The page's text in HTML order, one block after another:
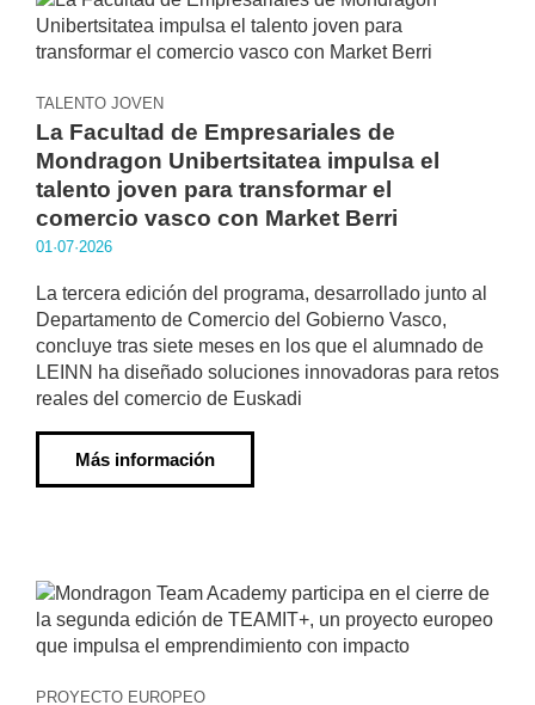
TALENTO JOVEN
La Facultad de Empresariales de
Mondragon Unibertsitatea impulsa el
talento joven para transformar el
comercio vasco con Market Berri
01·07·2026
La tercera edición del programa, desarrollado junto al
Departamento de Comercio del Gobierno Vasco,
concluye tras siete meses en los que el alumnado de
LEINN ha diseñado soluciones innovadoras para retos
reales del comercio de Euskadi
Más información
PROYECTO EUROPEO